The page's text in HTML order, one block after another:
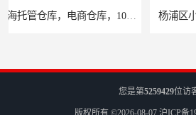
杨浦区小面积仓库，托管仓库
您是第5259429位访
版权所有 ©2026-08-07 沪ICP备